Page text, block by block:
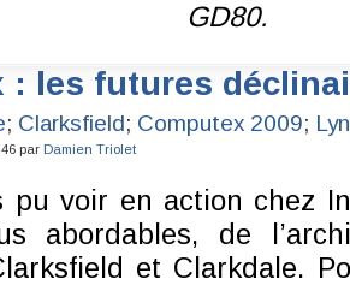
GD80.
: les futures
; Clarksfield; Computex 2009;
par Damien Triolet
pu voir en action chez
abordables, de
et Clarkdale.